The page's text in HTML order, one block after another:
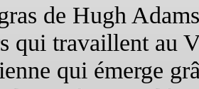
de Hugh
qui travaillent au
qui émerge